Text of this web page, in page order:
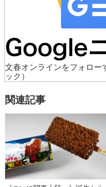
文春オンラインをフォロー
ック）
関連記事